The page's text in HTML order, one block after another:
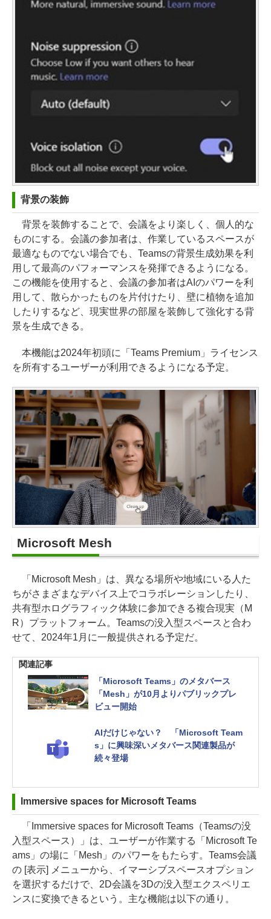
背景の装飾
背景を装飾することで、会議をより楽しく、個人的な
ものにする。会議の参加者は、作業しているスペースが
最適なものでない場合でも、Teamsの背景生成効果を利
用して最高のパフォーマンスを発揮できるようになる。
この機能を使用すると、会議の参加者はAIのパワーを利
用して、散らかったものを片付けたり、壁に植物を追加
したりするなど、現実世界の部屋を装飾して強化する背
景を生成できる。
本機能は2024年初頭に「Teams Premium」ライセンス
を所有するユーザーが利用できるようになる予定。
Microsoft Mesh
「Microsoft Mesh」は、異なる場所や地域にいる人た
ちがさまざまなデバイス上でコラボレーションしたり、
共有型ホログラフィック体験に参加できる複合現実（M
R）プラットフォーム。Teamsの没入型スペースと合わ
せて、2024年1月に一般提供される予定だ。
関連記事
「Microsoft Teams」のメタバース
「Mesh」が10月よりパブリックプレ
ビュー開始
AIだけじゃない？ 「Microsoft Team
s」に興味深いメタバース関連製品が
続々登場
Immersive spaces for Microsoft Teams
「Immersive spaces for Microsoft Teams（Teamsの没
入型スペース）」は、ユーザーが作業する「Microsoft Te
ams」の場に「Mesh」のパワーをもたらす。Teams会議
の [表示] メニューから、イマーシブスペースオプション
を選択するだけで、2D会議を3Dの没入型エクスペリエ
ンスに変換できるという。主な機能は以下の通り。